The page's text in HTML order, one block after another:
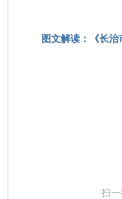
图文解读：《长治
扫